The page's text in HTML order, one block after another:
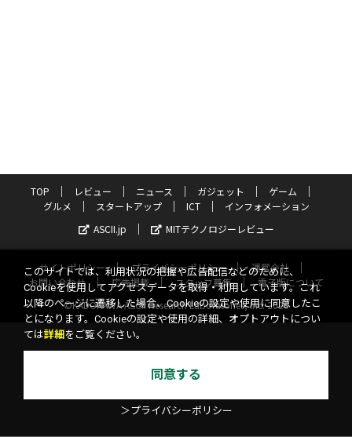
TOP レビュー ニュース ガジェット
ゲーム
グルメ
スタートアップ ICT
インフォメーション
ASCII.jp
MITテクノロジーレビュー
サイトポリシー プライバシーポリシー
運営会社
お問い合わせ
広告掲載 スタッフ募集
電子版について
©KADOKAWA ASCII Research Laboratories, Inc. 2026
このサイトでは、利用状況の把握や広告配信などのために、
Cookieを使用してアクセスデータを取得・利用しています。これ
以降のページに遷移した場合、Cookieの設定や使用に同意したこ
とになります。Cookieの設定や使用の詳細、オプトアウトについ
ては詳細 をご覧ください。
同意する
＞プライバシーポリシー